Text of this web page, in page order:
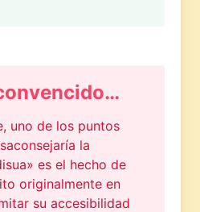
uno de los puntos
la
es el hecho de
originalmente en
su accesibilidad